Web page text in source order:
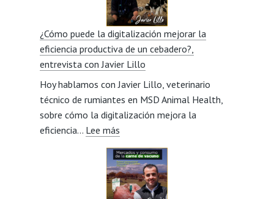
ganadera
y
la
visión
social
del
sector,
entrevista
con
Miriam
Beorlegui
¿Cómo puede la digitalización mejorar la
eficiencia productiva de un cebadero?,
entrevista con Javier Lillo
Hoy hablamos con Javier Lillo, veterinario
técnico de rumiantes en MSD Animal Health,
sobre cómo la digitalización mejora la
eficiencia… Lee más:
¿Cómo
puede
la
digitalización